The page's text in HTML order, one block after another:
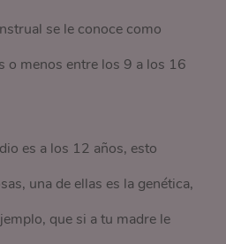
se le conoce como
o menos entre los 9 a los 16
es a los 12 años, esto
una de ellas es la genética,
que si a tu madre le